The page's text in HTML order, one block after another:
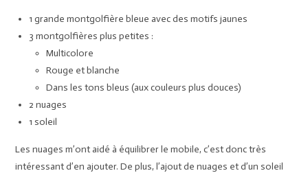
1 grande montgolfière bleue avec des motifs jaunes
3 montgolfières plus petites :
Multicolore
Rouge et blanche
Dans les tons bleus (aux couleurs plus douces)
2 nuages
1 soleil
Les nuages m’ont aidé à équilibrer le mobile, c’est donc très
intéressant d’en ajouter. De plus, l’ajout de nuages et d’un soleil